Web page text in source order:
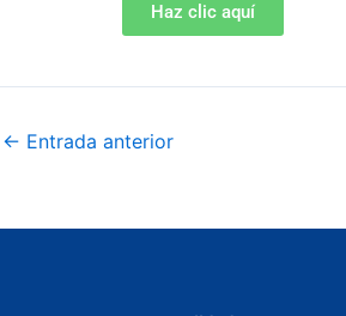
Haz clic aquí
← Entrada anterior